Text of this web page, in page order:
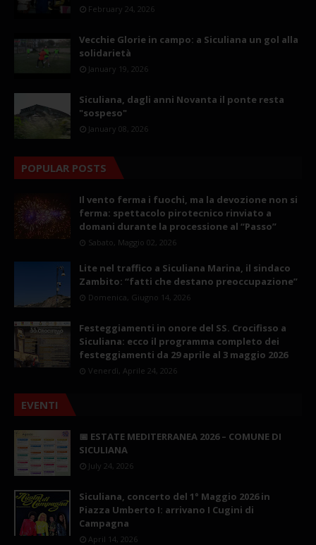
February 24, 2026
Vecchie Glorie in campo: a Siculiana un gol alla
solidarietà
January 19, 2026
Siculiana, dagli anni Novanta il ponte resta
"sospeso"
January 08, 2026
POPULAR POSTS
Il vento ferma i fuochi, ma la devozione non si
ferma: spettacolo pirotecnico rinviato a
domani durante la processione al “Passo”
Sabato, Maggio 02, 2026
Lite nel traffico a Siculiana Marina, il sindaco
Zambito: “fatti che destano preoccupazione”
Domenica, Giugno 14, 2026
Festeggiamenti in onore del SS. Crocifisso a
Siculiana: ecco il programma completo dei
festeggiamenti da 29 aprile al 3 maggio 2026
Venerdì, Aprile 24, 2026
EVENTI
📅 ESTATE MEDITERRANEA 2026 – COMUNE DI
SICULIANA
July 24, 2026
Siculiana, concerto del 1° Maggio 2026 in
Piazza Umberto I: arrivano I Cugini di
Campagna
April 14, 2026